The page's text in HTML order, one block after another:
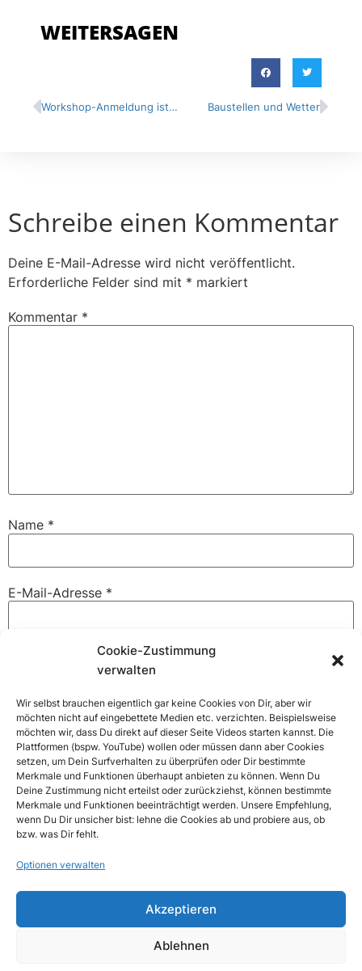
Cookie-Zustimmung
verwalten
Wir selbst brauchen eigentlich gar keine Cookies von Dir, aber wir
möchten nicht auf eingebettete Medien etc. verzichten. Beispielsweise
möchten wir, dass Du direkt auf dieser Seite Videos starten kannst. Die
Plattformen (bspw. YouTube) wollen oder müssen dann aber Cookies
setzen, um Dein Surfverhalten zu überprüfen oder Dir bestimmte
Merkmale und Funktionen überhaupt anbieten zu können. Wenn Du
Deine Zustimmung nicht erteilst oder zurückziehst, können bestimmte
Merkmale und Funktionen beeinträchtigt werden. Unsere Empfehlung,
wenn Du Dir unsicher bist: lehne die Cookies ab und probiere aus, ob
bzw. was Dir fehlt.
Optionen verwalten
Akzeptieren
Ablehnen
WEITERSAGEN
Workshop-Anmeldung ist offen! Baustellen und Wetter
Schreibe einen Kommentar
Deine E-Mail-Adresse wird nicht veröffentlicht.
Erforderliche Felder sind mit * markiert
Kommentar *
Name *
E-Mail-Adresse *
Name, E-Mail-Adresse und Website in diesem Browser
für meinen nächsten Kommentar speichern.